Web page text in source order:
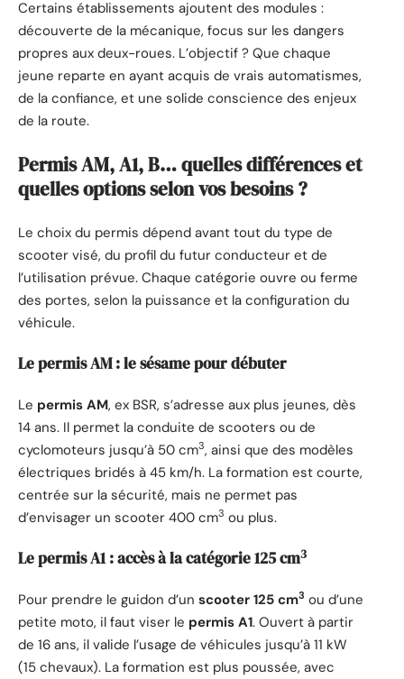
Certains établissements ajoutent des modules :
découverte de la mécanique, focus sur les dangers
propres aux deux-roues. L’objectif ? Que chaque
jeune reparte en ayant acquis de vrais automatismes,
de la confiance, et une solide conscience des enjeux
de la route.
Permis AM, A1, B… quelles différences et
quelles options selon vos besoins ?
Le choix du permis dépend avant tout du type de
scooter visé, du profil du futur conducteur et de
l’utilisation prévue. Chaque catégorie ouvre ou ferme
des portes, selon la puissance et la configuration du
véhicule.
Le permis AM : le sésame pour débuter
Le permis AM, ex BSR, s’adresse aux plus jeunes, dès
14 ans. Il permet la conduite de scooters ou de
cyclomoteurs jusqu’à 50 cm3, ainsi que des modèles
électriques bridés à 45 km/h. La formation est courte,
centrée sur la sécurité, mais ne permet pas
d’envisager un scooter 400 cm3 ou plus.
Le permis A1 : accès à la catégorie 125 cm3
Pour prendre le guidon d’un scooter 125 cm3 ou d’une
petite moto, il faut viser le permis A1. Ouvert à partir
de 16 ans, il valide l’usage de véhicules jusqu’à 11 kW
(15 chevaux). La formation est plus poussée, avec